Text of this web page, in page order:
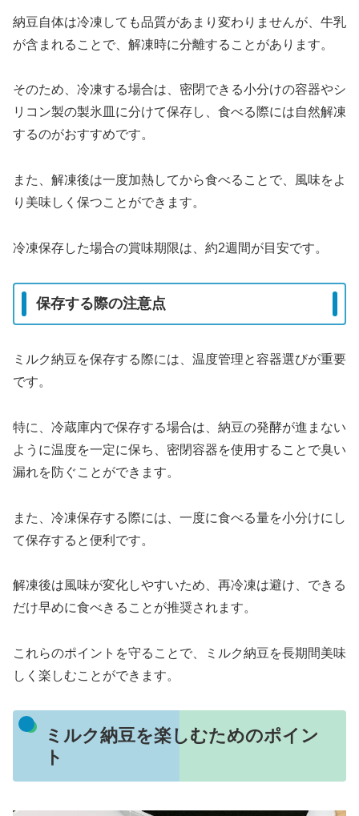
納豆自体は冷凍しても品質があまり変わりませんが、牛乳
が含まれることで、解凍時に分離することがあります。
そのため、冷凍する場合は、密閉できる小分けの容器やシ
リコン製の製氷皿に分けて保存し、食べる際には自然解凍
するのがおすすめです。
また、解凍後は一度加熱してから食べることで、風味をよ
り美味しく保つことができます。
冷凍保存した場合の賞味期限は、約2週間が目安です。
保存する際の注意点
ミルク納豆を保存する際には、温度管理と容器選びが重要
です。
特に、冷蔵庫内で保存する場合は、納豆の発酵が進まない
ように温度を一定に保ち、密閉容器を使用することで臭い
漏れを防ぐことができます。
また、冷凍保存する際には、一度に食べる量を小分けにし
て保存すると便利です。
解凍後は風味が変化しやすいため、再冷凍は避け、できる
だけ早めに食べきることが推奨されます。
これらのポイントを守ることで、ミルク納豆を長期間美味
しく楽しむことができます。
ミルク納豆を楽しむためのポイン
ト